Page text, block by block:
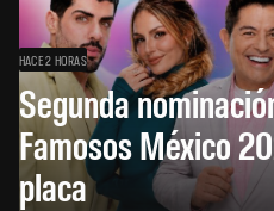
HACE 2 HORAS
Segunda
Famosos México
placa